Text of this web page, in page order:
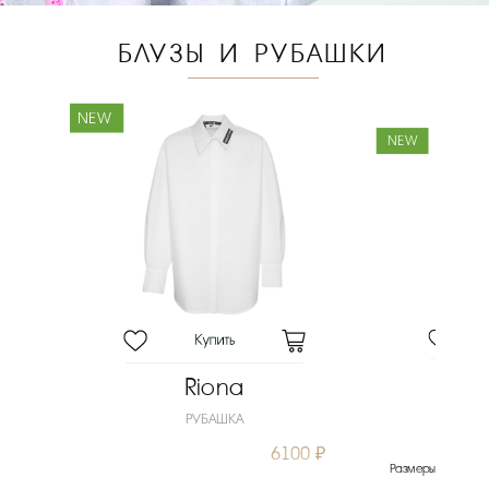
БЛУЗЫ И РУБАШКИ
NEW
Riona
РУБАШКА
6100 ₽
NEW
Размеры